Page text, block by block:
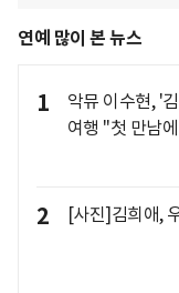
연예 많이 본 뉴스
1
악뮤 이수현, '
여행 "첫 만남
2 [사진]김희애,